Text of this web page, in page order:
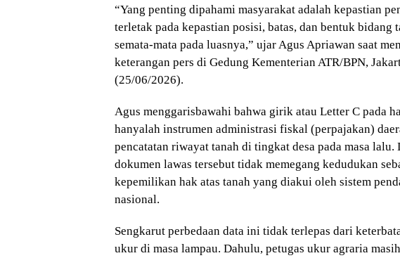
“Yang penting dipahami masyarakat adalah kepastian
terletak pada kepastian posisi, batas, dan bentuk bidang
semata-mata pada luasnya,” ujar Agus Apriawan saat
keterangan pers di Gedung Kementerian ATR/BPN,
(25/06/2026).
Agus menggarisbawahi bahwa girik atau Letter C pada
hanyalah instrumen administrasi fiskal (perpajakan)
pencatatan riwayat tanah di tingkat desa pada masa lalu.
dokumen lawas tersebut tidak memegang kedudukan
kepemilikan hak atas tanah yang diakui oleh sistem
nasional.
Sengkarut perbedaan data ini tidak terlepas dari
ukur di masa lampau. Dahulu, petugas ukur agraria